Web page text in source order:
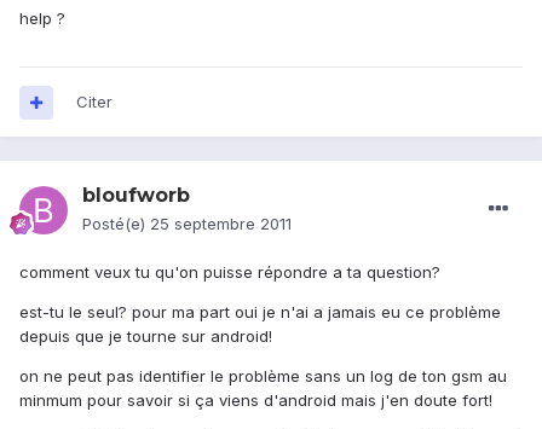
help ?
Citer
bloufworb
Posté(e) 25 septembre 2011
comment veux tu qu'on puisse répondre a ta question?
est-tu le seul? pour ma part oui je n'ai a jamais eu ce problème
depuis que je tourne sur android!
on ne peut pas identifier le problème sans un log de ton gsm au
minmum pour savoir si ça viens d'android mais j'en doute fort!